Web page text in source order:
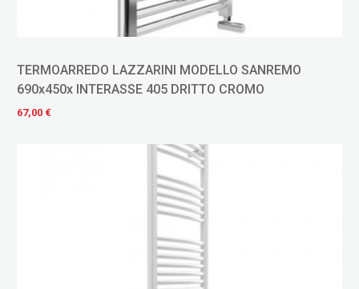
TERMOARREDO LAZZARINI MODELLO SANREMO
690x450x INTERASSE 405 DRITTO CROMO
67,00 €